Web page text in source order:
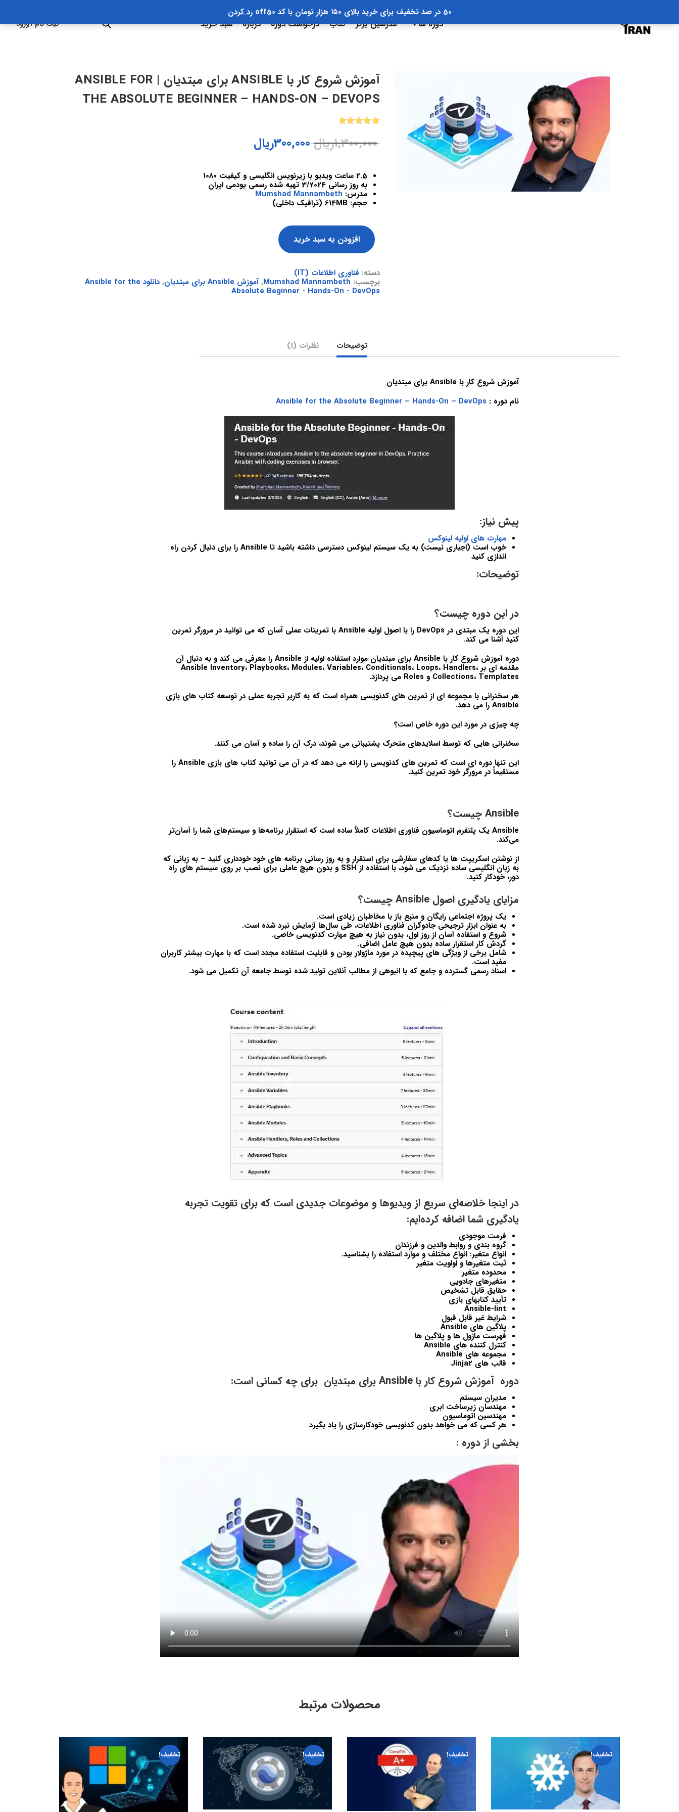
50 در صد تخفیف برای خرید بالای ۱۵۰ هزار تومان با کد off50 رد کردن
دوره ها مدرسین برتر کتاب درخواست دوره درباره سبد خرید ثبت نام/ورود
آموزش شروع کار با ANSIBLE برای مبتدیان | ANSIBLE FOR
THE ABSOLUTE BEGINNER – HANDS-ON – DEVOPS
از 5
در
1,300,000ریال 300,000ریال
2.5 ساعت ویدیو با زیرنویس انگلیسی و کیفیت 1080
به روز رسانی 3/2024 تهیه شده رسمی یودمی ایران
مدرس: Mumshad Mannambeth
حجم: 614MB (ترافیک داخلی)
افزودن به سبد خرید
دسته: فناوری اطلاعات (IT)
برچسب: Mumshad Mannambeth
, آموزش Ansible برای مبتدیان , دانلود Ansible for the
Absolute Beginner - Hands-On - DevOps
توضیحات نظرات (1)
آموزش شروع کار با Ansible برای مبتدیان
نام دوره : Ansible for the Absolute Beginner – Hands-On – DevOps
پیش نیاز:
مهارت های اولیه لینوکس
خوب است (اجباری نیست) به یک سیستم لینوکس دسترسی داشته باشید تا Ansible را برای دنبال کردن راه
اندازی کنید
توضیحات:
در این دوره چیست؟
این دوره یک مبتدی در DevOps را با اصول اولیه Ansible با تمرینات عملی آسان که می توانید در مرورگر تمرین
کنید آشنا می کند.
دوره آموزش شروع کار با Ansible برای مبتدیان موارد استفاده اولیه از Ansible را معرفی می کند و به دنبال آن
مقدمه ای بر Ansible Inventory، Playbooks، Modules، Variables، Conditionals، Loops، Handlers،
Collections، Templates و Roles می پردازد.
هر سخنرانی با مجموعه ای از تمرین های کدنویسی همراه است که به کاربر تجربه عملی در توسعه کتاب های بازی
Ansible را می دهد.
چه چیزی در مورد این دوره خاص است؟
سخنرانی هایی که توسط اسلایدهای متحرک پشتیبانی می شوند، درک آن را ساده و آسان می کنند.
این تنها دوره ای است که تمرین های کدنویسی را ارائه می دهد که در آن می توانید کتاب های بازی Ansible را
مستقیماً در مرورگر خود تمرین کنید.
Ansible چیست؟
Ansible یک پلتفرم اتوماسیون فناوری اطلاعات کاملاً ساده است که استقرار برنامه‌ها و سیستم‌های شما را آسان‌تر
می‌کند.
از نوشتن اسکریپت ها یا کدهای سفارشی برای استقرار و به روز رسانی برنامه های خود خودداری کنید – به زبانی که
به زبان انگلیسی ساده نزدیک می شود، با استفاده از SSH و بدون هیچ عاملی برای نصب بر روی سیستم های راه
دور، خودکار کنید.
مزایای یادگیری اصول Ansible چیست؟
یک پروژه اجتماعی رایگان و منبع باز با مخاطبان زیادی است.
به عنوان ابزار ترجیحی جادوگران فناوری اطلاعات، طی سال‌ها آزمایش نبرد شده است.
شروع و استفاده آسان از روز اول، بدون نیاز به هیچ مهارت کدنویسی خاصی.
گردش کار استقرار ساده بدون هیچ عامل اضافی.
شامل برخی از ویژگی های پیچیده در مورد ماژولار بودن و قابلیت استفاده مجدد است که با مهارت بیشتر کاربران
مفید است.
اسناد رسمی گسترده و جامع که با انبوهی از مطالب آنلاین تولید شده توسط جامعه آن تکمیل می شود.
در اینجا خلاصه‌ای سریع از ویدیوها و موضوعات جدیدی است که برای تقویت تجربه
یادگیری شما اضافه کرده‌ایم:
فرمت موجودی
گروه بندی و روابط والدین و فرزندان
انواع متغیر: انواع مختلف و موارد استفاده را بشناسید.
ثبت متغیرها و اولویت متغیر
محدوده متغیر
متغیرهای جادویی
حقایق قابل تشخیص
تأیید کتابهای بازی
Ansible-lint
شرایط غیر قابل قبول
پلاگین های Ansible
فهرست ماژول ها و پلاگین ها
کنترل کننده های Ansible
مجموعه های Ansible
قالب های Jinja2
دوره آموزش شروع کار با Ansible برای مبتدیان برای چه کسانی است:
مدیران سیستم
مهندسان زیرساخت ابری
مهندسین اتوماسیون
هر کسی که می خواهد بدون کدنویسی خودکارسازی را یاد بگیرد
بخشی از دوره :
محصولات مرتبط
تخفیف! تخفیف! تخفیف! تخفیف!